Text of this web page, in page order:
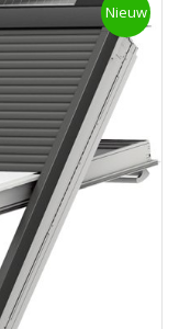
Nieuw